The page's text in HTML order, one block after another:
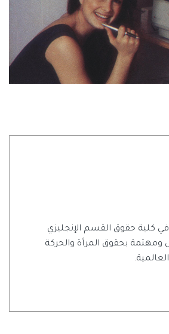
كلية حقوق القسم الإنجليزي
بحقوق المرأة والحركة